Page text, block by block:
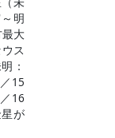
明
大
ス
：
15
16
が